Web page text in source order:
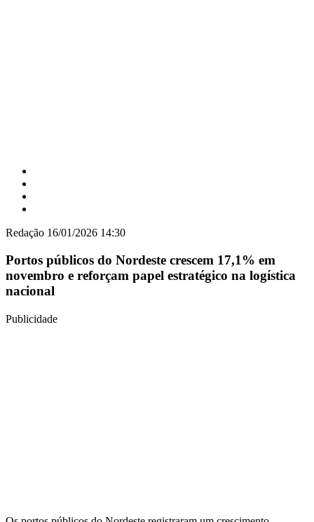
Redação 16/01/2026 14:30
Portos públicos do Nordeste crescem 17,1% em
novembro e reforçam papel estratégico na logística
nacional
Publicidade